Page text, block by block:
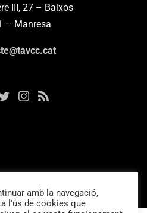
III, 27 – Baixos
– Manresa
amb la navegació,
l'ús de cookies que